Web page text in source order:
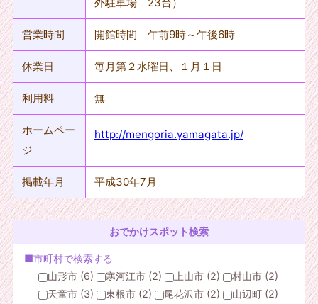
営業時間 開館時間 午前9時～午後6時
休業日 毎月第２水曜日、１月１日
利用料 無
ホームペー
ジ
http://mengoria.yamagata.jp/
掲載年月 平成30年7月
おでかけスポット検索
■市町村で検索する
山形市 (6)
寒河江市 (2) 上山市 (2)
村山市 (2)
天童市 (3)
東根市 (2) 尾花沢市 (2)
山辺町 (2)